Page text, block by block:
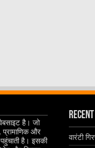
है। जो
प्रामाणिक और
है। इसकी
वारंटी